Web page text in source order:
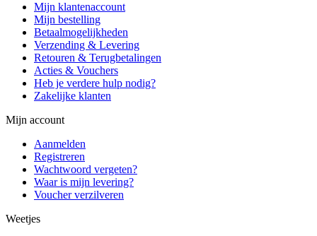
Mijn klantenaccount
Mijn bestelling
Betaalmogelijkheden
Verzending & Levering
Retouren & Terugbetalingen
Acties & Vouchers
Heb je verdere hulp nodig?
Zakelijke klanten
Mijn account
Aanmelden
Registreren
Wachtwoord vergeten?
Waar is mijn levering?
Voucher verzilveren
Weetjes